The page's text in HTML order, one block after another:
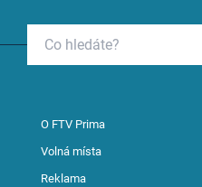
O FTV Prima
Volná místa
Reklama